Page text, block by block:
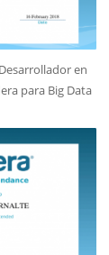
en
para Big Data